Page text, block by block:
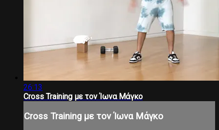
26:13
Cross Training με τον Ίωνα Μάγκο
Cross Training με τον Ίωνα Μάγκο